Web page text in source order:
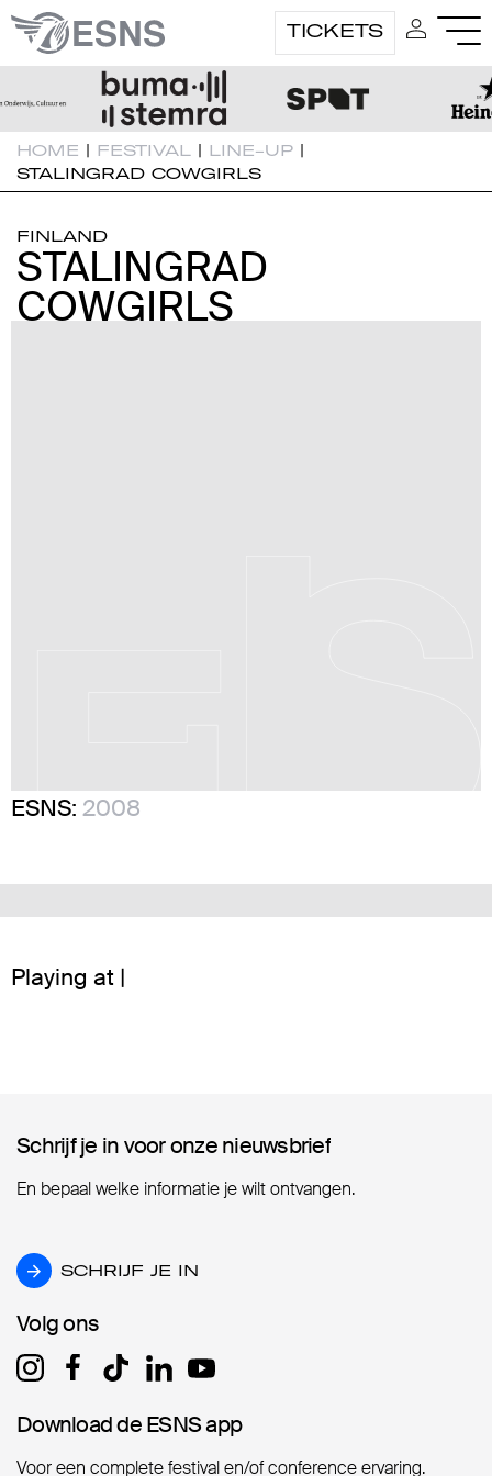
TICKETS
HOME | FESTIVAL | LINE-UP |
STALINGRAD COWGIRLS
FINLAND
STALINGRAD
STALINGRAD
COWGIRLS
COWGIRLS
ESNS: 2008
Playing at |
Schrijf je in voor onze nieuwsbrief
Schrijf je in voor onze nieuwsbrief
En bepaal welke informatie je wilt ontvangen.
SCHRIJF JE IN
SCHRIJF JE IN
Volg ons
Volg ons
Download de ESNS app
Download de ESNS app
Voor een complete festival en/of conference ervaring.